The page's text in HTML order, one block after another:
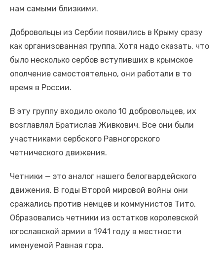
нам самыми близкими.
Добровольцы из Сербии появились в Крыму сразу
как организованная группа. Хотя надо сказать, что
было несколько сербов вступивших в крымское
ополчение самостоятельно, они работали в то
время в России.
В эту группу входило около 10 добровольцев, их
возглавлял Братислав Живкович. Все они были
участниками сербского Равногорского
четнического движения.
Четники — это аналог нашего белогвардейского
движения. В годы Второй мировой войны они
сражались против немцев и коммунистов Тито.
Образовались четники из остатков королевской
югославской армии в 1941 году в местности
именуемой Равная гора.